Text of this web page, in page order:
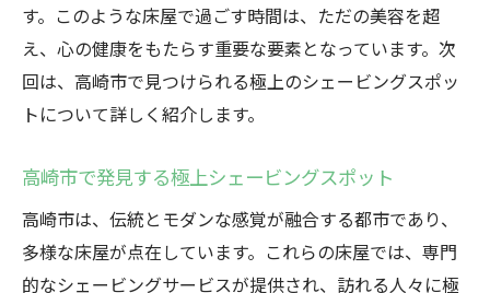
特別なシェービングがもたらす至福の時間
癒しのシェービングを提供する高崎市の床
屋
高崎市で極上シェービングを体験する理由
の贅沢を
高崎市の床屋で味わう静寂と贅沢
プロの手による至福のシェービング体験
す。このような床屋で過ごす時間は、ただの美容を超
え、心の健康をもたらす重要な要素となっています。次
回は、高崎市で見つけられる極上のシェービングスポッ
トについて詳しく紹介します。
高崎市で発見する極上シェービングスポット
高崎市は、伝統とモダンな感覚が融合する都市であり、
多様な床屋が点在しています。これらの床屋では、専門
的なシェービングサービスが提供され、訪れる人々に極